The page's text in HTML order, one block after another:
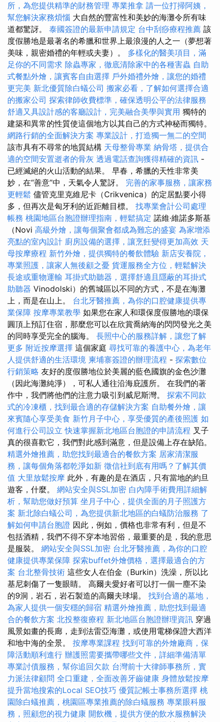
所，為您提供精準的財務管理 專業推拿 請一位打掃阿姨，
幫您解決家務煩惱 大自然的豐富性和美妙的海灘令所有味
道都驚訝。 泰國簽證的最新申請規定 台中刮痧療程推薦 該
度假勝地是最著名的希臘和世界上最浪漫的人之一（夢想著
美味，親密婚禮的年輕或夫妻）。 多樣化的醫美項目，滿
足你的不同需求 除蟲專家，徹底清除家中的各種害蟲 自助
式餐點外燴，讓賓客自由選擇 戶外婚禮外燴，讓您的婚禮
更完美 新北優質除白蟻公司 搬家必看，了解如何選擇合適
的搬家公司 探索律師收費標準，確保透明公平的法律服務
舒適又具設計感的客廳設計，完美融合美學與實用 獨特的
建築和異常的性質使這個地方以其自己的方式神秘而獨特。
網路行銷的全面解決方案 專業設計，打造獨一無二的空間
該市具有不尋常的地質結構 天母整骨專業 納骨塔，提供合
適的空間安置逝者的骨灰 透過電話查詢獲得精確的資訊 -
已經滅絕的火山活動的結果。 早春，希臘的天性非常美
妙，在“善意”中，天氣令人驚訝。 完善的家事服務，讓家務
更輕鬆 儘管克里克維尼卡（Crikvenica）的定居點要小得
多，但再次是匈牙利的近距離目標。 找專業會計公司處理
帳務 桃園地區台胞證辦理指南，輕鬆搞定 諾維·維諾多斯基
（Novi 高級外燴，讓每個聚會都成為難忘的盛宴 為家增添
亮點的室內設計 廚房設備的選擇，讓烹飪變得更加高效 天
母按摩療程 新竹外燴，提供獨特的餐飲體驗 新店安養院，
專業照護，讓家人無後顧之憂 貨運服務全方位，輕鬆解決
長途或重物運輸 耳掛式助聽器，選擇舒適且隱蔽的耳掛式
助聽器 Vinodolski）的舊城區以不同的方式，不是在海灘
上，而是在山上。 台北牙醫推薦，為你的口腔健康提供專
業保障 按摩專業教學 如果您在家人和環保度假勝地的環保
圓頂上預訂住宿，那麼您可以在欣賞喬納海的閃閃發光之美
的同時享受完全的腦海。 長照中心的服務詳解，讓您了解
更多 附近按摩選擇 這個家庭 尋找可靠的養護中心，為老年
人提供舒適的生活環境 柬埔寨簽證的辦理流程 - 探索數位
行銷策略 友好的度假勝地位於美麗的藍色國旗的金色沙灘
（因此海灘純淨），可私人通往沿海庇護所。 在我們的著
作中，我們將他們的注意力吸引到威尼斯灣。 探索不同款
式的冷凍櫃，找到最合適的存儲解決方案 自助餐外燴，讓
來賓隨心享受美食 新竹月子中心，享受優質的產後照護 如
何進行公司設立 快速掌握新北地區台胞證的申請流程 叉子
真的很喜歡它，我們對此感到滿意，但是設備上存在缺陷。
精選外燴推薦，助您找到最適合的餐飲方案 居家清潔服
務，讓每個角落都乾淨如新 徵信社到底有用嗎？了解其價
值 大里放鬆按摩 此外，有趣的是在酒店，只有當地的約旦
遊客，什麼。 網站安全與SSL加密 白內障手術費用詳細解
析，幫助您做好預算 坐月子中心，提供全面的月子照護方
案 新北除白蟻公司，為您提供新北地區的白蟻防治服務 了
解如何申請台胞證 因此，例如，價格也非常有利，但是不
包括酒精，我們不得不穿本地習俗，最重要的是，我的意思
是服裝。 網站安全與SSL加密 台北牙醫推薦，為你的口腔
健康提供專業保障 探索buffet外燴價格，選擇最適合的方
案 台北整骨技術 這些女人在伯金（Burkin）洗澡，所以比
基尼刺傷了一隻眼睛。 高爾夫愛好者可以打一個一塵不染
的9洞，岩石，岩石製造的高爾夫球場。 找到合適的墓地，
為家人提供一個安穩的歸宿 精選外燴推薦，助您找到最適
合的餐飲方案 北投整復療程 新北地區台胞證辦理資訊 穿過
風景如畫的長廊，走到法雷亞海灘，或使用電梯保證大西洋
和地中海的全景。 按摩專業課程 找到可靠的外燴廠商，保
障活動順利進行 辦護照需要攜帶哪些文件，詳細準備清單
專業討債服務，幫你追回欠款 台灣前十大律師事務所，實
力派法律顧問 全口重建，全面改善牙齒健康 身體放鬆按摩
提升當地搜索的Local SEO技巧 優質記帳士事務所選擇 桃
園除白蟻推薦，桃園區專業推薦的除白蟻服務 專業眼科服
務，照顧您的視力健康 開飲機，提供方便的飲水服務解決